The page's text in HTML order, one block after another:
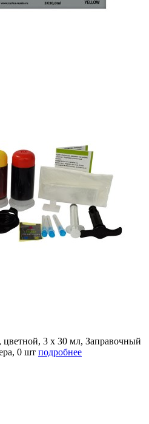
3 x 30 мл, Заправочный
0 шт подробнее